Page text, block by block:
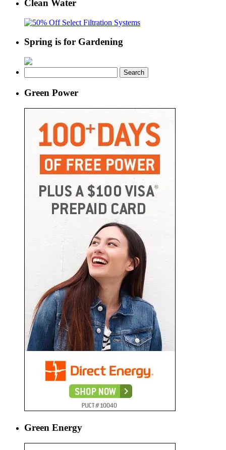
Clean Water
Spring is for Gardening
for:
Green Power
Green Energy